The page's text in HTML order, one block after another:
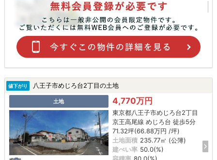
値下がり 八王子市めじろ台2丁目の土地
土地 4,770万円
東京都八王子市めじろ台2丁目
京王高尾線 めじろ台 徒歩5分
71.32坪(66.88万円 /坪)
土地面積 235.77㎡ (公簿)
建ぺい率 50.0(%)